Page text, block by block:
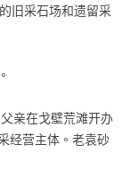
旧采石场和遗留采
亲在戈壁荒滩开办
经营主体。老袁砂